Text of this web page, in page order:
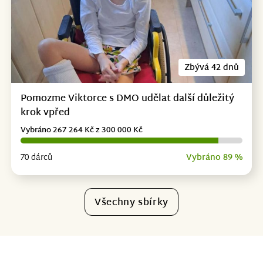
Zbývá 42 dnů
Pomozme Viktorce s DMO udělat další důležitý
krok vpřed
70 dárců Vybráno 89 %
Vybráno 267 264 Kč z 300 000 Kč
Všechny sbírky